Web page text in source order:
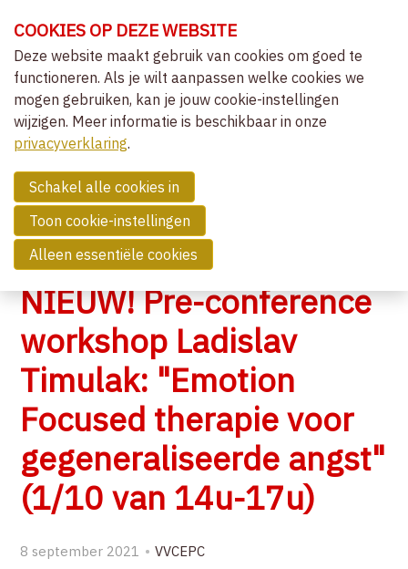
links
over
Spring
naar
de
navigatie
naar
de
inhoud
NIEUW! Pre-conference
workshop Ladislav
Timulak: "Emotion
Focused therapie voor
gegeneraliseerde angst"
(1/10 van 14u-17u)
8 september 2021
VVCEPC
OVER VVCEPC
CLIËNTGERICHT-EXPERIËNTIEEL
NIEUWS
OVERZICHT ACTIVITEITEN
NIEUWS
COMMUNITY
ZOEK EEN THERAPEUT
CONTACT
ZOEK
ACCOUNT
COOKIES OP DEZE WEBSITE
Deze website maakt gebruik van cookies om goed te
functioneren. Als je wilt aanpassen welke cookies we
mogen gebruiken, kan je jouw cookie-instellingen
wijzigen. Meer informatie is beschikbaar in onze
privacyverklaring.
Schakel alle cookies in
Toon cookie-instellingen
Alleen essentiële cookies